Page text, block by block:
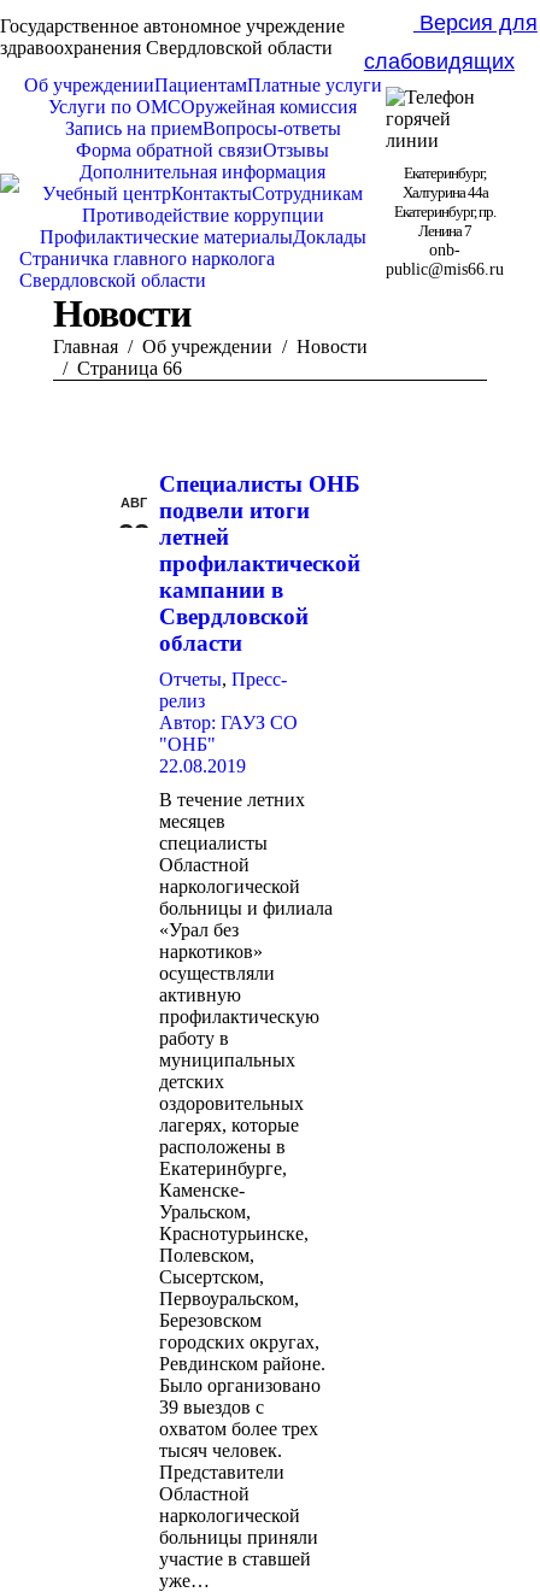
Государственное автономное учреждение
здравоохранения Свердловской области
Версия для
слабовидящих
Об учрежденииПациентамПлатные услуги
Услуги по ОМСОружейная комиссия
Запись на приемВопросы-ответы
Форма обратной связиОтзывы
Дополнительная информация
Учебный центрКонтактыСотрудникам
Противодействие коррупции
Профилактические материалыДоклады
Страничка главного нарколога
Свердловской области
Екатеринбург,
Халтурина 44а
Екатеринбург, пр.
Ленина 7
onb-
public@mis66.ru
Новости
Вы здесь:
Главная Об учреждении
Новости
Страница 66
АВГ
22
Специалисты ОНБ
подвели итоги
летней
профилактической
кампании в
Свердловской
области
Отчеты, Пресс-
релиз
Автор: ГАУЗ СО
"ОНБ"
22.08.2019
В течение летних
месяцев
специалисты
Областной
наркологической
больницы и филиала
«Урал без
наркотиков»
осуществляли
активную
профилактическую
работу в
муниципальных
детских
оздоровительных
лагерях, которые
расположены в
Екатеринбурге,
Каменске-
Уральском,
Краснотурьинске,
Полевском,
Сысертском,
Первоуральском,
Березовском
городских округах,
Ревдинском районе.
Было организовано
39 выездов с
охватом более трех
тысяч человек.
Представители
Областной
наркологической
больницы приняли
участие в ставшей
уже…